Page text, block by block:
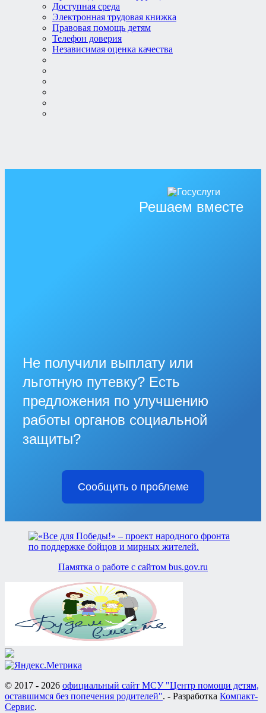
Доступная среда
Электронная трудовая книжка
Правовая помощь детям
Телефон доверия
Независимая оценка качества
Решаем вместе
Не получили выплату или
льготную путевку? Есть
предложения по улучшению
работы органов социальной
защиты?
Сообщить о проблеме
Памятка о работе с сайтом bus.gov.ru
© 2017 - 2026 официальный сайт МСУ "Центр помощи детям,
оставшимся без попечения родителей". - Разработка Компакт-
Сервис.